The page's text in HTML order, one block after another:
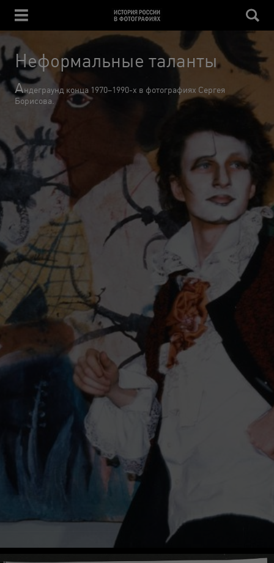
Неформальные таланты
Андеграунд конца 1970–1990-х в фотографиях Сергея
Борисова.